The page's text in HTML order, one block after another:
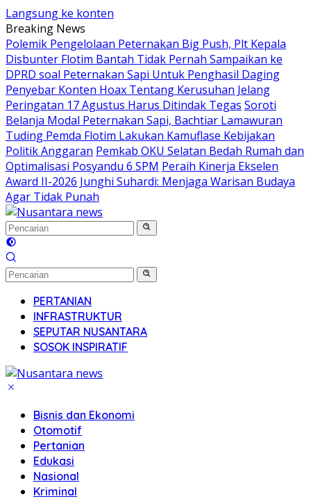
Langsung ke konten
Breaking News
Polemik Pengelolaan Peternakan Big Push, Plt Kepala
Disbunter Flotim Bantah Tidak Pernah Sampaikan ke
DPRD soal Peternakan Sapi Untuk Penghasil Daging
Penyebar Konten Hoax Tentang Kerusuhan Jelang
Peringatan 17 Agustus Harus Ditindak Tegas Soroti
Belanja Modal Peternakan Sapi, Bachtiar Lamawuran
Tuding Pemda Flotim Lakukan Kamuflase Kebijakan
Politik Anggaran Pemkab OKU Selatan Bedah Rumah dan
Optimalisasi Posyandu 6 SPM Peraih Kinerja Ekselen
Award II-2026 Junghi Suhardi: Menjaga Warisan Budaya
Agar Tidak Punah
PERTANIAN
INFRASTRUKTUR
SEPUTAR NUSANTARA
SOSOK INSPIRATIF
Bisnis dan Ekonomi
Otomotif
Pertanian
Edukasi
Nasional
Kriminal